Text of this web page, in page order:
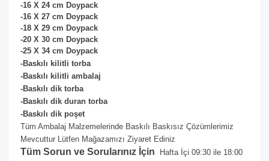
-16 X 24 cm Doypack
-16 X 27 cm Doypack
-18 X 29 cm Doypack
-20 X 30 cm Doypack
-25 X 34 cm Doypack
-Baskılı kilitli torba
-Baskılı kilitli ambalaj
-Baskılı dik torba
-Baskılı dik duran torba
-Baskılı dik poşet
Tüm Ambalaj Malzemelerinde Baskılı Baskısız Çözümlerimiz
Mevcuttur Lütfen Mağazamızı Ziyaret Ediniz
Tüm Sorun ve Sorularınız İçin Hafta İçi 09:30 ile 18:00